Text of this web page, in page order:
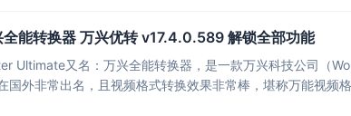
能转换器 万兴优转 v17.4.0.589 解锁全部功能
Ultimate又名：万兴全能转换器，是一款万兴科技公司（